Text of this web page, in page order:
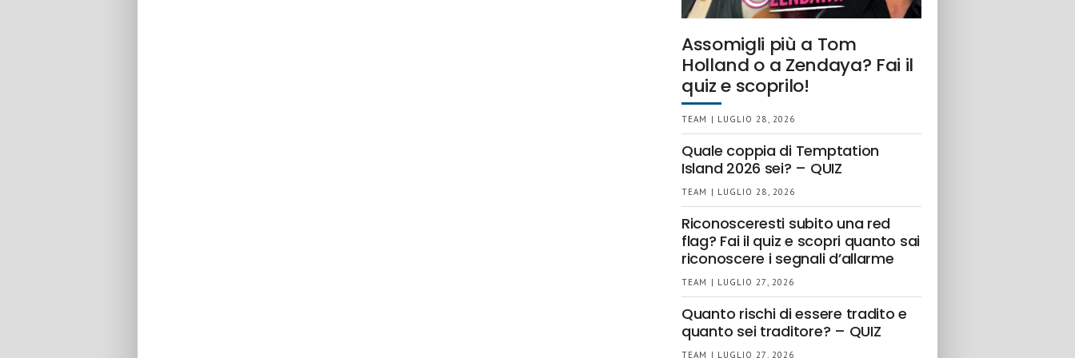
Assomigli più a Tom
Holland o a Zendaya? Fai il
quiz e scoprilo!
TEAM | LUGLIO 28, 2026
Quale coppia di Temptation
Island 2026 sei? – QUIZ
TEAM | LUGLIO 28, 2026
Riconosceresti subito una red
flag? Fai il quiz e scopri quanto sai
riconoscere i segnali d’allarme
TEAM | LUGLIO 27, 2026
Quanto rischi di essere tradito e
quanto sei traditore? – QUIZ
TEAM | LUGLIO 27, 2026